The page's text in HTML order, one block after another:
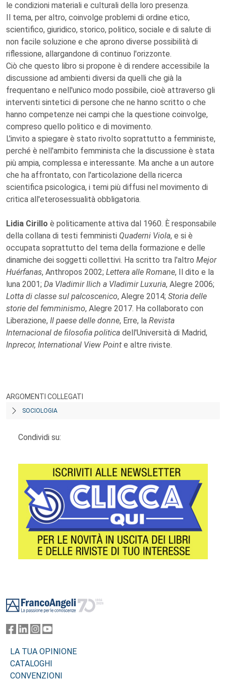
le condizioni materiali e culturali della loro presenza.
Il tema, per altro, coinvolge problemi di ordine etico,
scientifico, giuridico, storico, politico, sociale e di salute di
non facile soluzione e che aprono diverse possibilità di
riflessione, allargandone di continuo l'orizzonte.
Ciò che questo libro si propone è di rendere accessibile la
discussione ad ambienti diversi da quelli che già la
frequentano e nell'unico modo possibile, cioè attraverso gli
interventi sintetici di persone che ne hanno scritto o che
hanno competenze nei campi che la questione coinvolge,
compreso quello politico e di movimento.
L'invito a spiegare è stato rivolto soprattutto a femministe,
perché è nell'ambito femminista che la discussione è stata
più ampia, complessa e interessante. Ma anche a un autore
che ha affrontato, con l'articolazione della ricerca
scientifica psicologica, i temi più diffusi nel movimento di
critica all'eterosessualità obbligatoria.
Lidia Cirillo è politicamente attiva dal 1960. È responsabile
della collana di testi femministi Quaderni Viola, e si è
occupata soprattutto del tema della formazione e delle
dinamiche dei soggetti collettivi. Ha scritto tra l'altro Mejor
Huérfanas, Anthropos 2002; Lettera alle Romane, Il dito e la
luna 2001; Da Vladimir Ilich a Vladimir Luxuria, Alegre 2006;
Lotta di classe sul palcoscenico, Alegre 2014; Storia delle
storie del femminismo, Alegre 2017. Ha collaborato con
Liberazione, Il paese delle donne, Erre, la Revista
Internacional de filosofia politica dell'Università di Madrid,
Inprecor, International View Point e altre riviste.
ARGOMENTI COLLEGATI
SOCIOLOGIA
Condividi su:
LA TUA OPINIONE
CATALOGHI
CONVENZIONI